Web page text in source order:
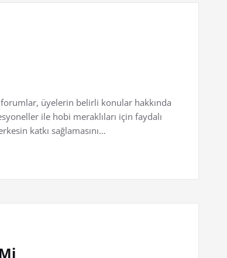
üyelerin belirli konular hakkında
ile hobi meraklıları için faydalı
katkı sağlamasını…